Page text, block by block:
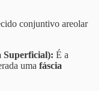
conjuntivo areolar
Superficial): É a
uma fáscia